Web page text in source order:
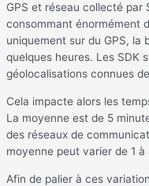
GPS et réseau collecté par
consommant énormément
uniquement sur du GPS, la
quelques heures. Les SDK
géolocalisations connues
Cela impacte alors les
La moyenne est de 5
des réseaux de
moyenne peut varier de 1
Afin de palier à ces